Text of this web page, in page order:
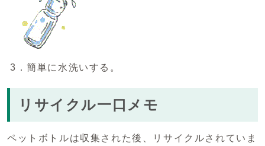
3．簡単に水洗いする。
リサイクル一口メモ
ペットボトルは収集された後、リサイクルされていま